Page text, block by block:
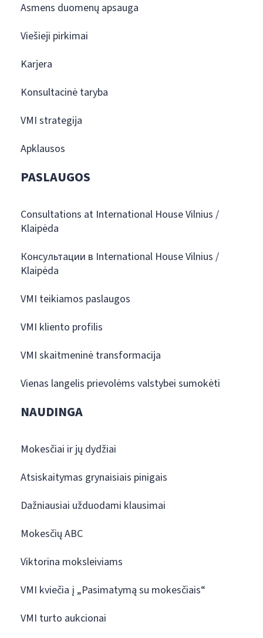
Asmens duomenų apsauga
Viešieji pirkimai
Karjera
Konsultacinė taryba
VMI strategija
Apklausos
PASLAUGOS
Consultations at International House Vilnius /
Klaipėda
Консультации в International House Vilnius /
Klaipėda
VMI teikiamos paslaugos
VMI kliento profilis
VMI skaitmeninė transformacija
Vienas langelis prievolėms valstybei sumokėti
NAUDINGA
Mokesčiai ir jų dydžiai
Atsiskaitymas grynaisiais pinigais
Dažniausiai užduodami klausimai
Mokesčių ABC
Viktorina moksleiviams
VMI kviečia į „Pasimatymą su mokesčiais“
VMI turto aukcionai